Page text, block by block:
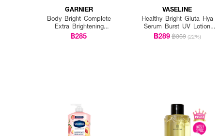
GARNIER
Body Bright Complete
Extra Brightening
Repairing Serum Milk Uv
400Ml*2 Pcs
฿285
VASELINE
Healthy Bright Gluta Hya
Serum Burst UV Lotion
Flawless Glow Twin
(Twinpack) 300ml. x 2pcs.
฿289฿369 (22%)